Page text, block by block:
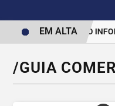
PARA BOLSONARO
EM ALTA
/GUIA